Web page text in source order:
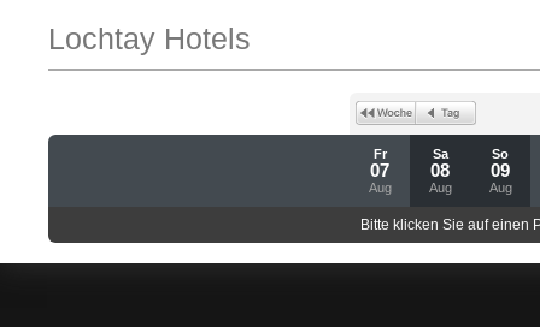
Lochtay Hotels
Fr
07
Aug
Sa
08
Aug
So
09
Aug
Bitte klicken Sie auf einen